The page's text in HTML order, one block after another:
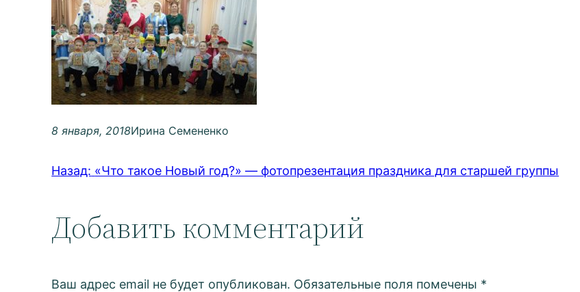
8 января, 2018Ирина Семененко
Назад: «Что такое Новый год?» — фотопрезентация праздника для старшей группы
Добавить комментарий
Ваш адрес email не будет опубликован. Обязательные поля помечены *